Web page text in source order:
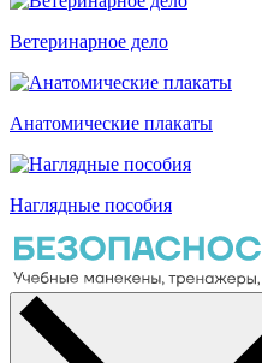
Ветеринарное дело
Анатомические плакаты
Наглядные пособия